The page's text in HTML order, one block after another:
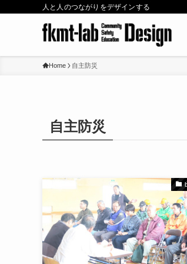
人と人のつながりをデザインする
Home 自主防災
自主防災